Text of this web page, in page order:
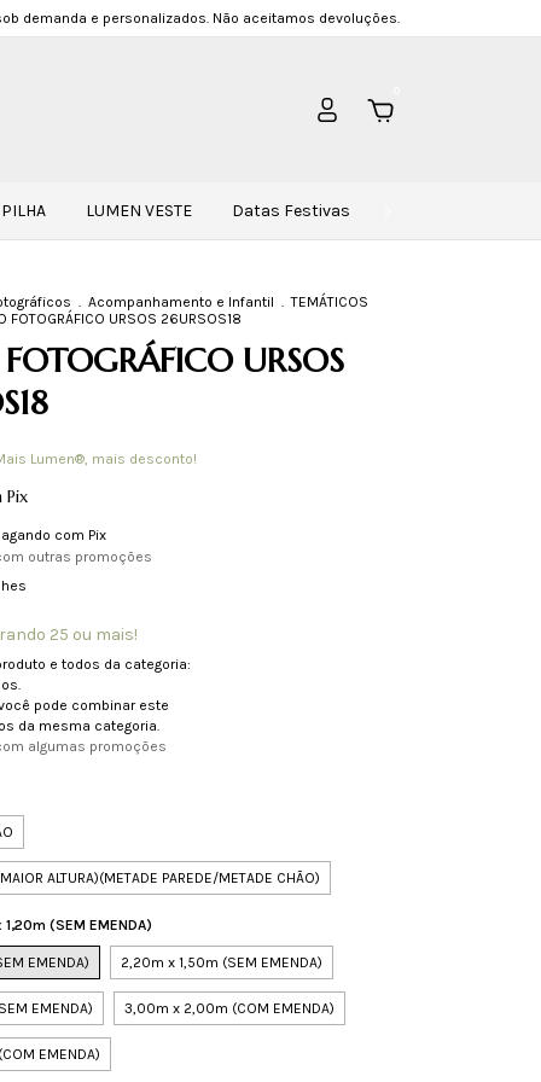
demanda e personalizados. Não aceitamos devoluções.
LUMEN VESTE Datas Festivas
. Acompanhamento e Infantil . TEMÁTICOS
FOTOGRÁFICO URSOS 26URSOS18
URSOS
Lumen®, mais desconto!
Pix
com Pix
outras promoções
25 ou mais!
e todos da categoria:
pode combinar este
da mesma categoria.
algumas promoções
ALTURA)(METADE PAREDE/METADE CHÃO)
1,20m (SEM EMENDA)
EMENDA) 2,20m x 1,50m (SEM EMENDA)
EMENDA) 3,00m x 2,00m (COM EMENDA)
EMENDA)